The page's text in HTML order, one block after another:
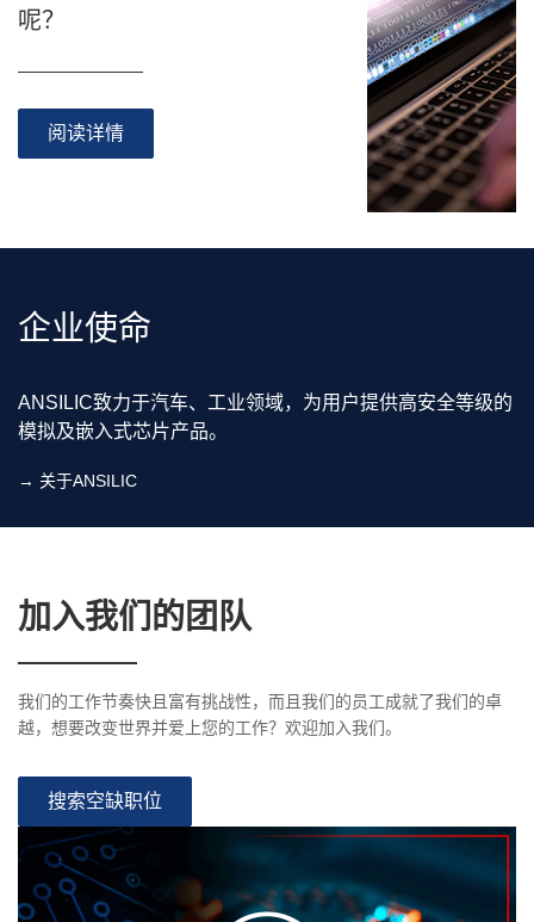
呢？
阅读详情
企业使命
ANSILIC致力于汽车、工业领域，为用户提供高安全等级的
模拟及嵌入式芯片产品。
→ 关于ANSILIC
加入我们的团队
我们的工作节奏快且富有挑战性，而且我们的员工成就了我们的卓
越，想要改变世界并爱上您的工作？欢迎加入我们。
搜索空缺职位